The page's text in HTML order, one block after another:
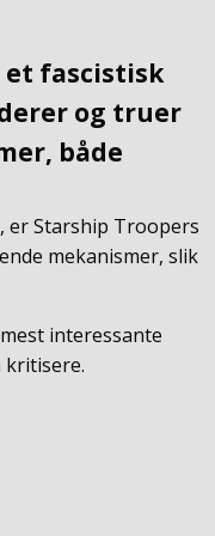
fascistisk
og truer
både
er Starship Troopers
mekanismer, slik
interessante